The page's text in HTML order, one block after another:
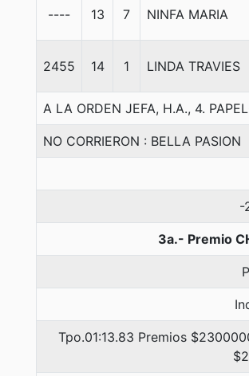
---- 13 7 NINFA MARIA
2455 14 1 LINDA TRAVIES
A LA ORDEN JEFA, H.A., 4.
NO CORRIERON : BELLA PASION
-
3a.- Premio
Tpo.01:13.83 Premios